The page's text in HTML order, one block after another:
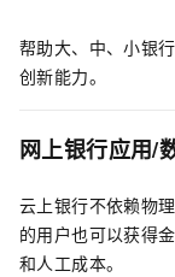
帮助大、中、小银
创新能力。
网上银行应用/
云上银行不依赖物
的用户也可以获得
和人工成本。